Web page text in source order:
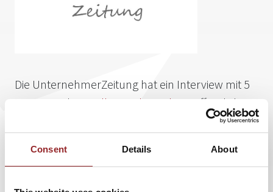
Consent Details About
Die UnternehmerZeitung hat ein Interview mit 5
Sterne Rednerin
Ilka Piechowiak
veröffentlicht:
Vergleich macht unglücklich
Im Berufsalltag und oft auch im Privatleben sehen wir uns
mit vielfältigen Herausforderungen und Aufgaben